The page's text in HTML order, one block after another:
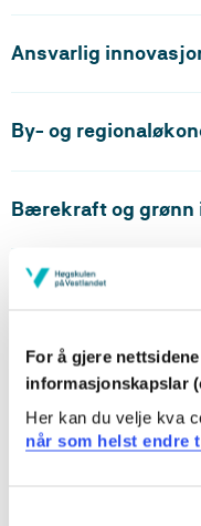
For å gjere
informasjonskapslar
Her kan du velje kva
når som helst endre
Ansvarlig
By- og
Bærekraft og grønn
Innovasjon og
Ledelse,
Marketing,